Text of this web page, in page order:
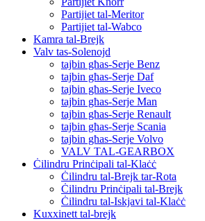
Partijiet tal-Meritor
Partijiet tal-Wabco
Kamra tal-Brejk
Valv tas-Solenojd
tajbin għas-Serje Benz
tajbin għas-Serje Daf
tajbin għas-Serje Iveco
tajbin għas-Serje Man
tajbin għas-Serje Renault
tajbin għas-Serje Scania
tajbin għas-Serje Volvo
VALV TAL-GEARBOX
Ċilindru Prinċipali tal-Klaċċ
Ċilindru tal-Brejk tar-Rota
Ċilindru Prinċipali tal-Brejk
Ċilindru tal-Iskjavi tal-Klaċċ
Kuxxinett tal-brejk